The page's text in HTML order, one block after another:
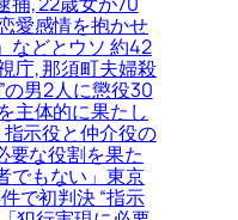
愛感情を抱かせ
などとウソ 約42
庁, 那須町夫婦殺
の男2人に懲役30
主体的に果たし
示役と仲介役の
要な役割を果た
でもない」東京
で初判決 “指示